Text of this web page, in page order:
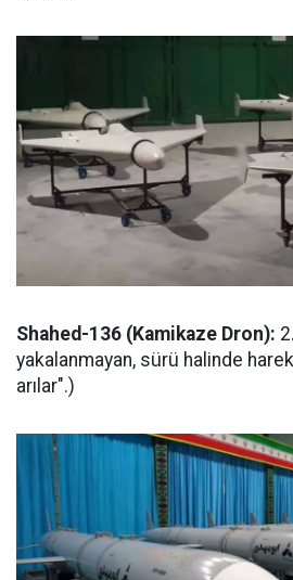
Shahed-136 (Kamikaze Dron):
yakalanmayan, sürü halinde
arılar".)